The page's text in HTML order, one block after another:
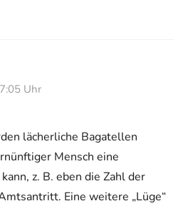
Uhr
lächerliche Bagatellen
Mensch eine
z. B. eben die Zahl der
Eine weitere „Lüge“